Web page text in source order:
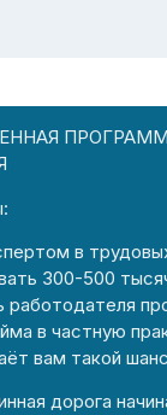
в
300-500
в частную
вам такой
дорога